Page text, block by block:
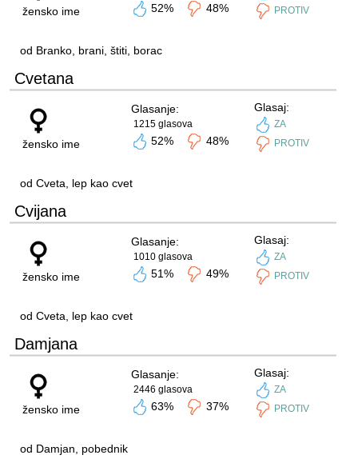
žensko ime 52% 48%
PROTIV
od Branko, brani, štiti, borac
Cvetana
žensko ime
Glasanje:
1215 glasova
52% 48%
Glasaj:
ZA
PROTIV
od Cveta, lep kao cvet
Cvijana
žensko ime
Glasanje:
1010 glasova
51% 49%
Glasaj:
ZA
PROTIV
od Cveta, lep kao cvet
Damjana
žensko ime
Glasanje:
2446 glasova
63% 37%
Glasaj:
ZA
PROTIV
od Damjan, pobednik